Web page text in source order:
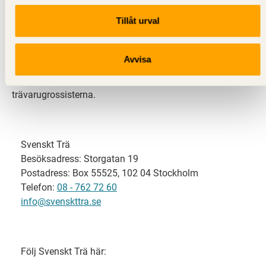
Tillåt urval
Avvisa
Svenskt Trä representerar svensk sågverksindustri
och är en del av branschorganisationen
svensk limträ-, KL-trä- och förpackningsindustri samt
trävarugrossisterna.
Svenskt Trä
Besöksadress: Storgatan 19
Postadress: Box 55525, 102 04 Stockholm
Telefon: 08 - 762 72 60
info@svenskttra.se
Följ Svenskt Trä här: